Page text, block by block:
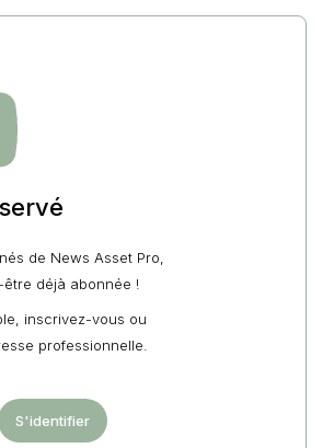
de News Asset Pro,
déjà abonnée !
inscrivez-vous ou
professionnelle.
S'identifier